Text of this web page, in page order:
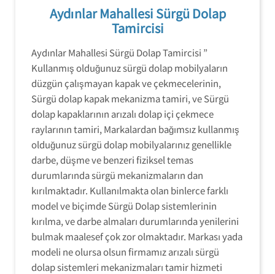
Aydınlar Mahallesi Sürgü Dolap
Tamircisi
Aydınlar Mahallesi Sürgü Dolap Tamircisi ”
Kullanmış olduğunuz sürgü dolap mobilyaların
düzgün çalışmayan kapak ve çekmecelerinin,
Sürgü dolap kapak mekanizma tamiri, ve Sürgü
dolap kapaklarının arızalı dolap içi çekmece
raylarının tamiri, Markalardan bağımsız kullanmış
olduğunuz sürgü dolap mobilyalarınız genellikle
darbe, düşme ve benzeri fiziksel temas
durumlarında sürgü mekanizmaların dan
kırılmaktadır. Kullanılmakta olan binlerce farklı
model ve biçimde Sürgü Dolap sistemlerinin
kırılma, ve darbe almaları durumlarında yenilerini
bulmak maalesef çok zor olmaktadır. Markası yada
modeli ne olursa olsun firmamız arızalı sürgü
dolap sistemleri mekanizmaları tamir hizmeti